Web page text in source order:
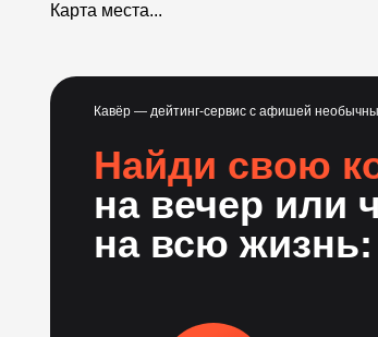
Карта места...
Кавёр — дейтинг-сервис с афишей
Найди свою
на вечер или
на всю жизнь: